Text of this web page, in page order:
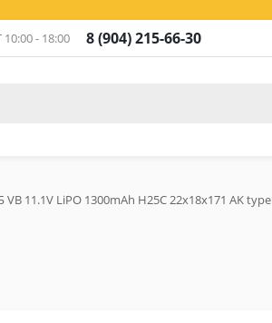
- 18:00 8 (904) 215-66-30
VB 11.1V LiPO 1300mAh H25C 22x18x171 AK type